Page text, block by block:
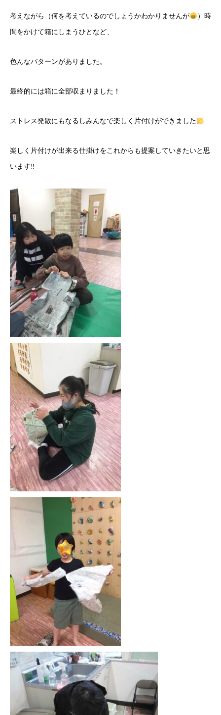
考えながら（何を考えているのでしょうかわかりませんが ）時
間をかけて箱にしまうひとなど、
色んなパターンがありました。
最終的には箱に全部収まりました！
ストレス発散にもなるしみんなで楽しく片付けができました
楽しく片付けが出来る仕掛けをこれからも提案していきたいと思
います‼